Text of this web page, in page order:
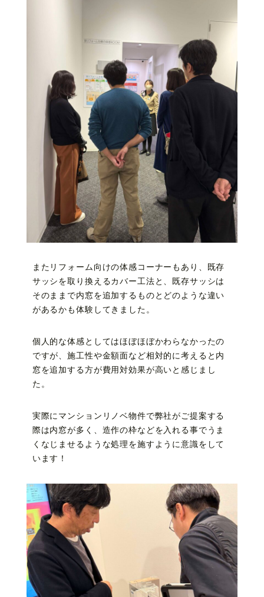
またリフォーム向けの体感コーナーもあり、既存
サッシを取り換えるカバー工法と、既存サッシは
そのままで内窓を追加するものとどのような違い
があるかも体験してきました。
個人的な体感としてはほぼほぼかわらなかったの
ですが、施工性や金額面など相対的に考えると内
窓を追加する方が費用対効果が高いと感じまし
た。
実際にマンションリノベ物件で弊社がご提案する
際は内窓が多く、造作の枠などを入れる事でうま
くなじませるような処理を施すように意識をして
います！